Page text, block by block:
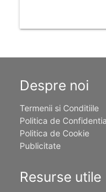
Despre noi
Termenii si Conditiile
Politica de
Politica de Cookie
Publicitate
Resurse utile